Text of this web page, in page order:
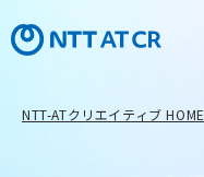
NTT-ATクリエイティブ HOME